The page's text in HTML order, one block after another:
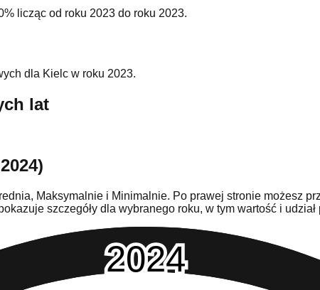
licząc od roku 2023 do roku 2023.
dla Kielc w roku 2023.
lat
Maksymalnie i Minimalnie. Po prawej stronie możesz
szczegóły dla wybranego roku, w tym wartość i
2024